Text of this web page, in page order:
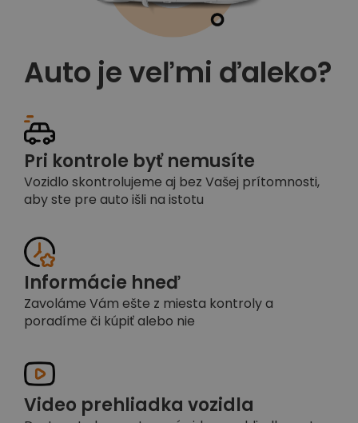
Auto je veľmi ďaleko?
Pri kontrole byť nemusíte
Vozidlo skontrolujeme aj bez Vašej prítomnosti,
aby ste pre auto išli na istotu
Informácie hneď
Zavoláme Vám ešte z miesta kontroly a
poradíme či kúpiť alebo nie
Video prehliadka vozidla